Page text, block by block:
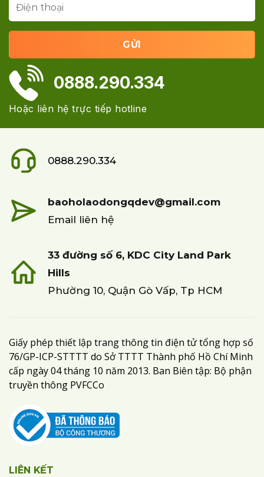
0888.290.334
Hoặc liên hệ trực tiếp hotline
0888.290.334
baoholaodongqdev@gmail.com
Email liên hệ
33 đường số 6, KDC City Land Park
Hills
Phường 10, Quận Gò Vấp, Tp HCM
Giấy phép thiết lập trang thông tin điện tử tổng hợp số
76/GP-ICP-STTTT do Sở TTTT Thành phố Hồ Chí Minh
cấp ngày 04 tháng 10 năm 2013. Ban Biên tập: Bộ phận
truyền thông PVFCCo
LIÊN KẾT